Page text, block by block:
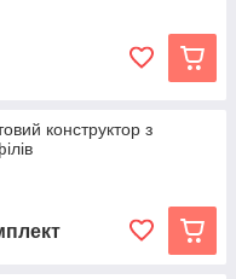
конструктор з